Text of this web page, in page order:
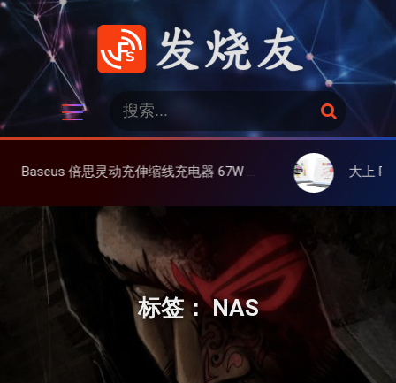
跳
发烧友
：
搜
索
充电器 67W 3C，超耐用可伸缩线、氮化镓、3C多设备同时充 大上 Paperlike 13K 彩屏版显示
标签：NAS